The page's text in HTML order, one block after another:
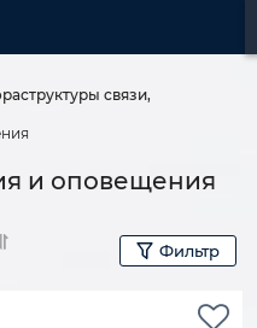
связи,
и оповещения
Фильтр